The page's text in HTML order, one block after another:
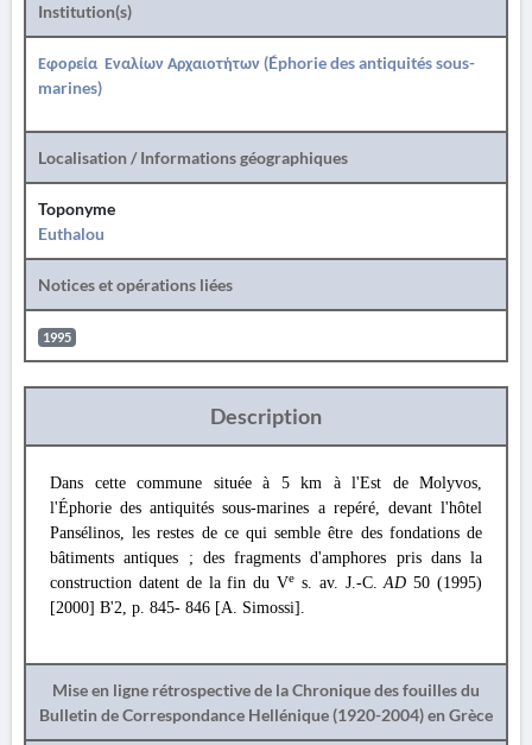
Institution(s)
Εφορεία Εναλίων Αρχαιοτήτων (Éphorie des antiquités sous-
marines)
Localisation / Informations géographiques
Toponyme
Euthalou
Notices et opérations liées
1995
Description
Dans cette commune située à 5 km à l'Est de Molyvos,
l'Éphorie des antiquités sous-marines a repéré, devant l'hôtel
Pansélinos, les restes de ce qui semble être des fondations de
bâtiments antiques ; des fragments d'amphores pris dans la
construction datent de la fin du Ve s. av. J.-C.AD 50 (1995)
[2000] B'2, p. 845- 846 [A. Simossi].
Mise en ligne rétrospective de la Chronique des fouilles du
Bulletin de Correspondance Hellénique (1920-2004) en Grèce